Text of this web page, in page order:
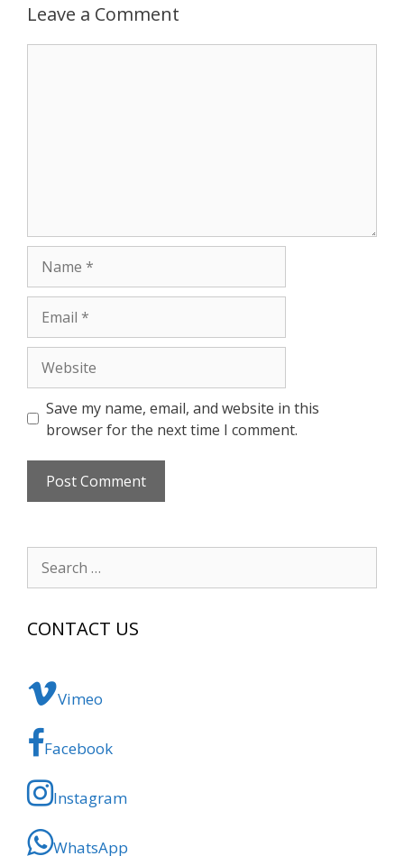
Leave a Comment
Save my name, email, and website in this
browser for the next time I comment.
Search
for:
CONTACT US
Vimeo
Facebook
Instagram
WhatsApp